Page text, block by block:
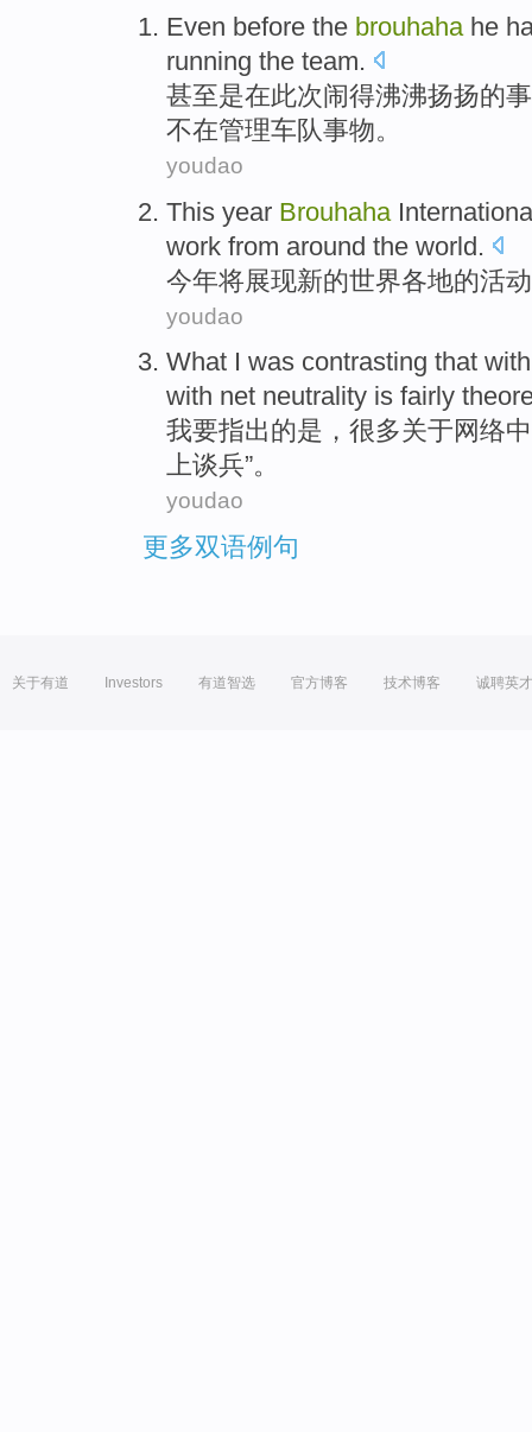
Even before the brouhaha he
running the team.
甚至是在此次闹得沸沸扬扬的
不在管理车队事物。
youdao
This year Brouhaha
work from around the world.
今年将展现新的世界各地的活动
youdao
What I was contrasting that with
with net neutrality is fairly
我要指出的是 ， 很多关于网络
上谈兵”。
youdao
更多双语例句
关于有道 Investors 有道智选 官方博客 技术博客 诚聘英才